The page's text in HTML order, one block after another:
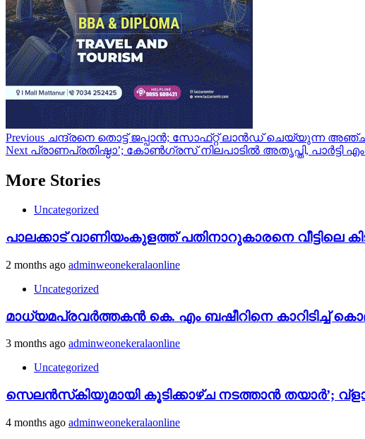
Post
navigation
Previous ചന്ദ്രനെ തൊട്ട് ജപ്പാൻ; സോഫ്‌റ്റ് ലാൻഡ് ചെയ്യുന്ന
Next പ്രാണപ്രതിഷ്ഠാ’; കോൺഗ്രസ് നിലപാടിൽ അതൃപ്തി, പാർട്ടി
More Stories
Uncategorized
പാലക്കാട് വാണിയംകുളത്ത് പതിനാറുകാരനെ വീട്ടിലെ
2 months ago adminweonekeralaonline
Uncategorized
മാധ്യമപ്രവർത്തകൻ കെ. എം ബഷീറിനെ കാറിടിച്ച്
3 months ago adminweonekeralaonline
Uncategorized
സെലൻസ്‌കിയുമായി കൂടിക്കാഴ്ച നടത്താൻ തയാർ’;
4 months ago adminweonekeralaonline